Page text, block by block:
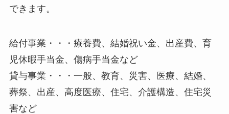
できます。
給付事業・・・療養費、結婚祝い金、出産費、育
児休暇手当金、傷病手当金など
貸与事業・・・一般、教育、災害、医療、結婚、
葬祭、出産、高度医療、住宅、介護構造、住宅災
害など